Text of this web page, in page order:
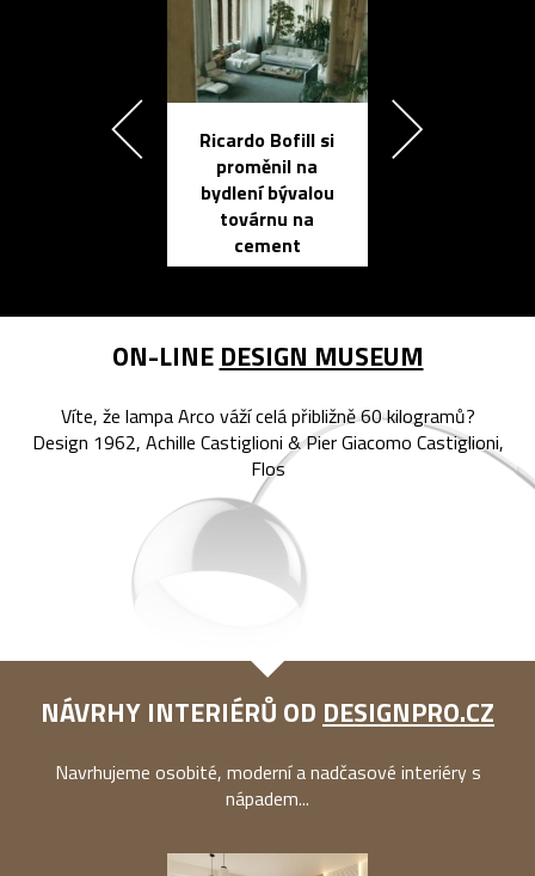
Ricardo Bofill si
proměnil na
bydlení bývalou
továrnu na
cement
ON-LINE DESIGN MUSEUM
Víte, že lampa Arco váží celá přibližně 60 kilogramů?
Design 1962, Achille Castiglioni & Pier Giacomo Castiglioni,
Flos
NÁVRHY INTERIÉRŮ OD DESIGNPRO.CZ
Navrhujeme osobité, moderní a nadčasové interiéry s
nápadem...